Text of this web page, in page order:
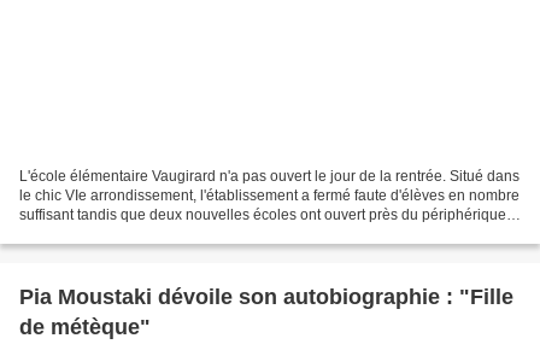
L'école élémentaire Vaugirard n'a pas ouvert le jour de la rentrée. Situé dans
le chic VIe arrondissement, l'établissement a fermé faute d'élèves en nombre
suffisant tandis que deux nouvelles écoles ont ouvert près du périphérique
Pia Moustaki dévoile son autobiographie : "Fille
de métèque"